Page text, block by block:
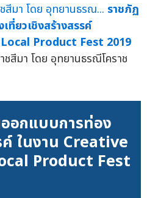
ราชภัฏ
ที่ยวเชิงสร้างสรรค์
Product Fest 2019
สีมา โดย อุทยานธรณีโคราช
อกแบบการท่อง
ค์ ในงาน Creative
Product Fest